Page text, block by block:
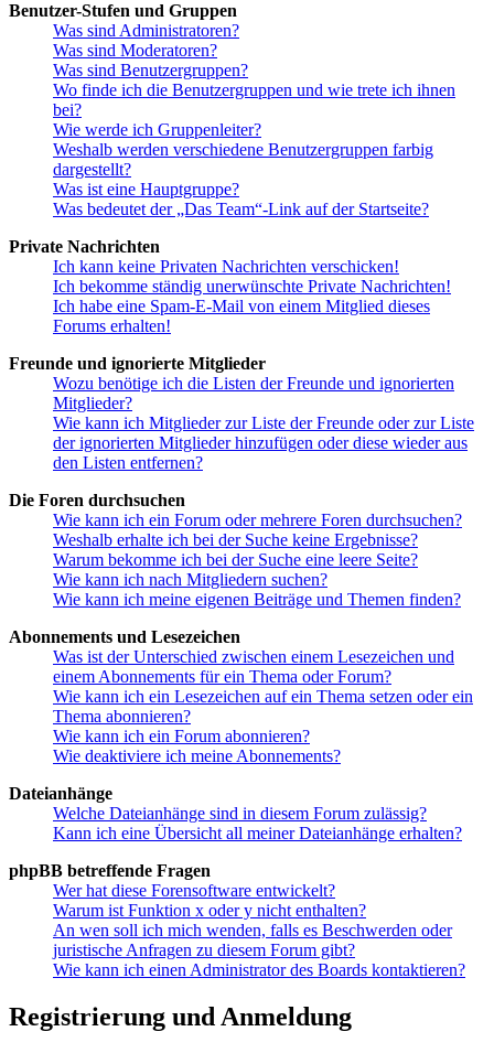
Benutzer-Stufen und Gruppen
Was sind Administratoren?
Was sind Moderatoren?
Was sind Benutzergruppen?
Wo finde ich die Benutzergruppen und wie trete ich ihnen
bei?
Wie werde ich Gruppenleiter?
Weshalb werden verschiedene Benutzergruppen farbig
dargestellt?
Was ist eine Hauptgruppe?
Was bedeutet der „Das Team“-Link auf der Startseite?
Private Nachrichten
Ich kann keine Privaten Nachrichten verschicken!
Ich bekomme ständig unerwünschte Private Nachrichten!
Ich habe eine Spam-E-Mail von einem Mitglied dieses
Forums erhalten!
Freunde und ignorierte Mitglieder
Wozu benötige ich die Listen der Freunde und ignorierten
Mitglieder?
Wie kann ich Mitglieder zur Liste der Freunde oder zur Liste
der ignorierten Mitglieder hinzufügen oder diese wieder aus
den Listen entfernen?
Die Foren durchsuchen
Wie kann ich ein Forum oder mehrere Foren durchsuchen?
Weshalb erhalte ich bei der Suche keine Ergebnisse?
Warum bekomme ich bei der Suche eine leere Seite?
Wie kann ich nach Mitgliedern suchen?
Wie kann ich meine eigenen Beiträge und Themen finden?
Abonnements und Lesezeichen
Was ist der Unterschied zwischen einem Lesezeichen und
einem Abonnements für ein Thema oder Forum?
Wie kann ich ein Lesezeichen auf ein Thema setzen oder ein
Thema abonnieren?
Wie kann ich ein Forum abonnieren?
Wie deaktiviere ich meine Abonnements?
Dateianhänge
Welche Dateianhänge sind in diesem Forum zulässig?
Kann ich eine Übersicht all meiner Dateianhänge erhalten?
phpBB betreffende Fragen
Wer hat diese Forensoftware entwickelt?
Warum ist Funktion x oder y nicht enthalten?
An wen soll ich mich wenden, falls es Beschwerden oder
juristische Anfragen zu diesem Forum gibt?
Wie kann ich einen Administrator des Boards kontaktieren?
Registrierung und Anmeldung